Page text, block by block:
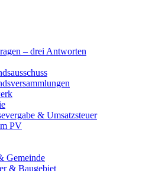
– drei Antworten
& Umsatzsteuer
PV
Gemeinde
& Baugebiet